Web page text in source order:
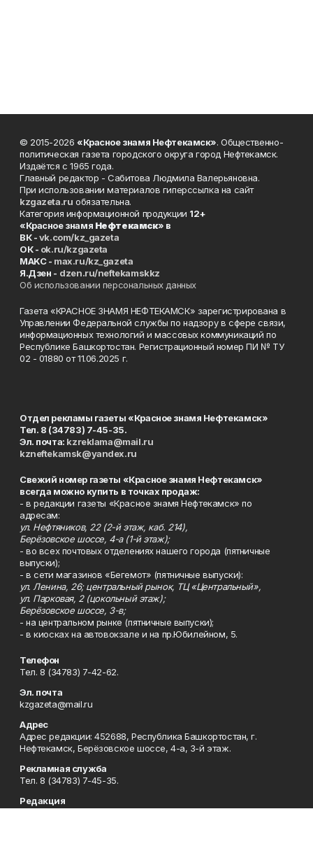
© 2015-2026 «Красное знамя Нефтекамск». Общественно-
политическая газета городского округа город Нефтекамск.
Издаётся с 1965 года.
Главный редактор - Сабитова Людмила Валерьяновна.
При использовании материалов гиперссылка на сайт
kzgazeta.ru обязательна.
Категория информационной продукции 12+
«Красное знамя Нефтекамск» в
ВК -vk.com/kz_gazeta
ОК - ok.ru/kzgazeta
MAKC - max.ru/kz_gazeta
Я.Дзен - dzen.ru/neftekamskkz
Об использовании персональных данных
Газета «КРАСНОЕ ЗНАМЯ НЕФТЕКАМСК» зарегистрирована в
Управлении Федеральной службы по надзору в сфере связи,
информационных технологий и массовых коммуникаций по
Республике Башкортостан. Регистрационный номер ПИ № ТУ
02 - 01880 от 11.06.2025 г.
Отдел рекламы газеты «Красное знамя Нефтекамск»
Тел. 8 (34783) 7-45-35.
Эл. почта: kzreklama@mail.ru
kzneftekamsk@yandex.ru
Свежий номер газеты «Красное знамя Нефтекамск»
всегда можно купить в точках продаж:
- в редакции газеты «Красное знамя Нефтекамск» по
адресам:
ул. Нефтяников, 22 (2-й этаж, каб. 214),
Берёзовское шоссе, 4-а (1-й этаж);
- во всех почтовых отделениях нашего города (пятничные
выпуски);
- в сети магазинов «Бегемот» (пятничные выпуски):
ул. Ленина, 26; центральный рынок, ТЦ «Центральный»,
ул. Парковая, 2 (цокольный этаж);
Берёзовское шоссе, 3-в;
- на центральном рынке (пятничные выпуски);
- в киосках на автовокзале и на пр.Юбилейном, 5.
Телефон
Тел. 8 (34783) 7-42-62.
Эл. почта
kzgazeta@mail.ru
Адрес
Адрес редакции: 452688, Республика Башкортостан, г.
Нефтекамск, Берёзовское шоссе, 4-а, 3-й этаж.
Рекламная служба
Тел. 8 (34783) 7-45-35.
Редакция